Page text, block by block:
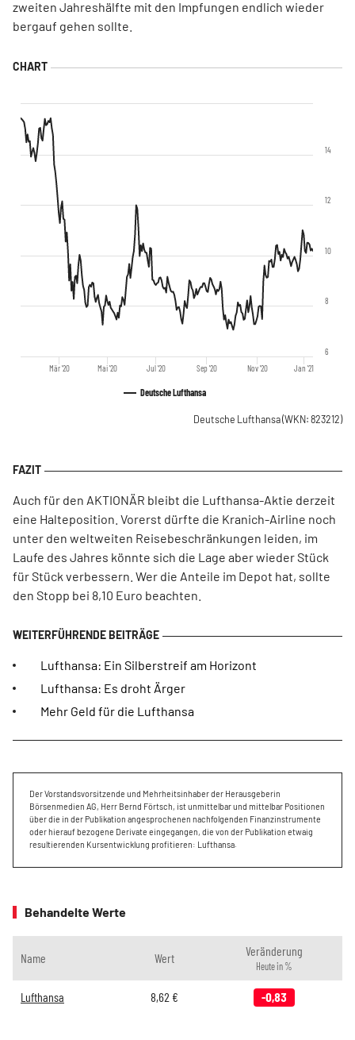
zweiten Jahreshälfte mit den Impfungen endlich wieder
bergauf gehen sollte.
Deutsche Lufthansa
Mär '20 Mai '20 Jul '20 Sep '20 Nov '20 Jan '21
6
8
10
12
14
Deutsche Lufthansa(WKN: 823212)
Auch für den AKTIONÄR bleibt die Lufthansa-Aktie derzeit
eine Halteposition. Vorerst dürfte die Kranich-Airline noch
unter den weltweiten Reisebeschränkungen leiden, im
Laufe des Jahres könnte sich die Lage aber wieder Stück
für Stück verbessern. Wer die Anteile im Depot hat, sollte
den Stopp bei 8,10 Euro beachten.
Lufthansa: Ein Silberstreif am Horizont
Lufthansa: Es droht Ärger
Mehr Geld für die Lufthansa
Der Vorstandsvorsitzende und Mehrheitsinhaber der Herausgeberin
Börsenmedien AG, Herr Bernd Förtsch, ist unmittelbar und mittelbar Positionen
über die in der Publikation angesprochenen nachfolgenden Finanzinstrumente
oder hierauf bezogene Derivate eingegangen, die von der Publikation etwaig
resultierenden Kursentwicklung profitieren: Lufthansa.
Behandelte Werte
Name Wert Veränderung
Heute in %
Lufthansa 8,62 € -0,83